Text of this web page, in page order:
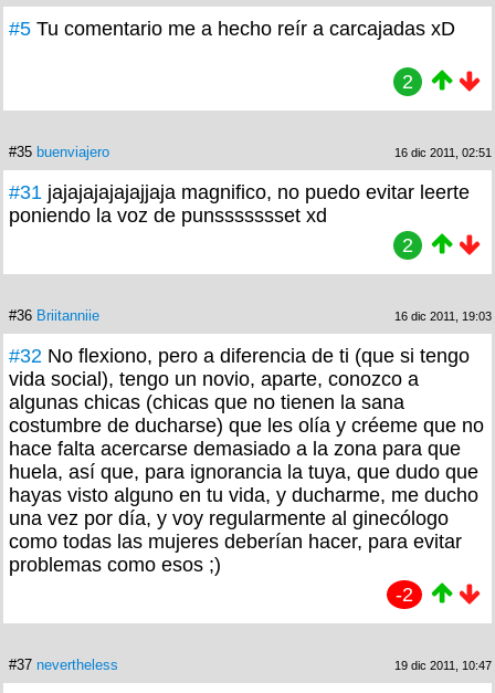
#5 Tu comentario me a hecho reír a carcajadas xD
2
#35 buenviajero 16 dic 2011, 02:51
#31 jajajajajajajjaja magnifico, no puedo evitar leerte
poniendo la voz de punssssssset xd
2
#36 Briitanniie 16 dic 2011, 19:03
#32 No flexiono, pero a diferencia de ti (que si tengo
vida social), tengo un novio, aparte, conozco a
algunas chicas (chicas que no tienen la sana
costumbre de ducharse) que les olía y créeme que no
hace falta acercarse demasiado a la zona para que
huela, así que, para ignorancia la tuya, que dudo que
hayas visto alguno en tu vida, y ducharme, me ducho
una vez por día, y voy regularmente al ginecólogo
como todas las mujeres deberían hacer, para evitar
problemas como esos ;)
-2
#37 nevertheless 19 dic 2011, 10:47